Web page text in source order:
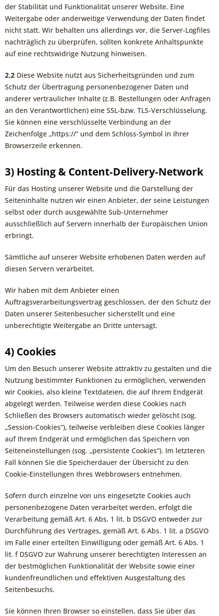
der Stabilität und Funktionalität unserer Website. Eine
Weitergabe oder anderweitige Verwendung der Daten findet
nicht statt. Wir behalten uns allerdings vor, die Server-Logfiles
nachträglich zu überprüfen, sollten konkrete Anhaltspunkte
auf eine rechtswidrige Nutzung hinweisen.
2.2 Diese Website nutzt aus Sicherheitsgründen und zum
Schutz der Übertragung personenbezogener Daten und
anderer vertraulicher Inhalte (z.B. Bestellungen oder Anfragen
an den Verantwortlichen) eine SSL-bzw. TLS-Verschlüsselung.
Sie können eine verschlüsselte Verbindung an der
Zeichenfolge „https://“ und dem Schloss-Symbol in Ihrer
Browserzeile erkennen.
3) Hosting & Content-Delivery-Network
Für das Hosting unserer Website und die Darstellung der
Seiteninhalte nutzen wir einen Anbieter, der seine Leistungen
selbst oder durch ausgewählte Sub-Unternehmer
ausschließlich auf Servern innerhalb der Europäischen Union
erbringt.
Sämtliche auf unserer Website erhobenen Daten werden auf
diesen Servern verarbeitet.
Wir haben mit dem Anbieter einen
Auftragsverarbeitungsvertrag geschlossen, der den Schutz der
Daten unserer Seitenbesucher sicherstellt und eine
unberechtigte Weitergabe an Dritte untersagt.
4) Cookies
Um den Besuch unserer Website attraktiv zu gestalten und die
Nutzung bestimmter Funktionen zu ermöglichen, verwenden
wir Cookies, also kleine Textdateien, die auf Ihrem Endgerät
abgelegt werden. Teilweise werden diese Cookies nach
Schließen des Browsers automatisch wieder gelöscht (sog.
„Session-Cookies“), teilweise verbleiben diese Cookies länger
auf Ihrem Endgerät und ermöglichen das Speichern von
Seiteneinstellungen (sog. „persistente Cookies“). Im letzteren
Fall können Sie die Speicherdauer der Übersicht zu den
Cookie-Einstellungen Ihres Webbrowsers entnehmen.
Sofern durch einzelne von uns eingesetzte Cookies auch
personenbezogene Daten verarbeitet werden, erfolgt die
Verarbeitung gemäß Art. 6 Abs. 1 lit. b DSGVO entweder zur
Durchführung des Vertrages, gemäß Art. 6 Abs. 1 lit. a DSGVO
im Falle einer erteilten Einwilligung oder gemäß Art. 6 Abs. 1
lit. f DSGVO zur Wahrung unserer berechtigten Interessen an
der bestmöglichen Funktionalität der Website sowie einer
kundenfreundlichen und effektiven Ausgestaltung des
Seitenbesuchs.
Sie können Ihren Browser so einstellen, dass Sie über das